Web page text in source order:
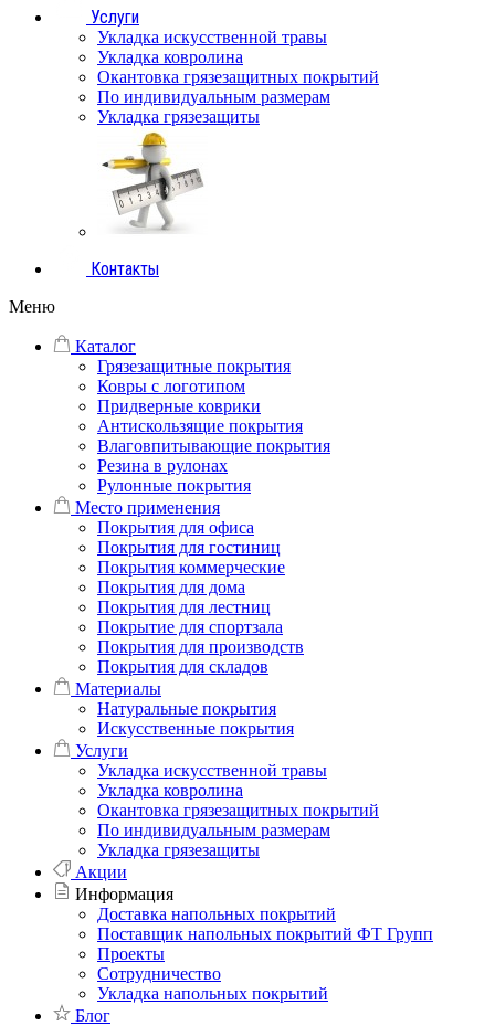
Услуги
Укладка искусственной травы
Укладка ковролина
Окантовка грязезащитных покрытий
По индивидуальным размерам
Укладка грязезащиты
Контакты
Меню
Каталог
Грязезащитные покрытия
Ковры с логотипом
Придверные коврики
Антискользящие покрытия
Влаговпитывающие покрытия
Резина в рулонах
Рулонные покрытия
Место применения
Покрытия для офиса
Покрытия для гостиниц
Покрытия коммерческие
Покрытия для дома
Покрытия для лестниц
Покрытие для спортзала
Покрытия для производств
Покрытия для складов
Материалы
Натуральные покрытия
Искусственные покрытия
Услуги
Укладка искусственной травы
Укладка ковролина
Окантовка грязезащитных покрытий
По индивидуальным размерам
Укладка грязезащиты
Акции
Информация
Доставка напольных покрытий
Поставщик напольных покрытий ФТ Групп
Проекты
Сотрудничество
Укладка напольных покрытий
Блог